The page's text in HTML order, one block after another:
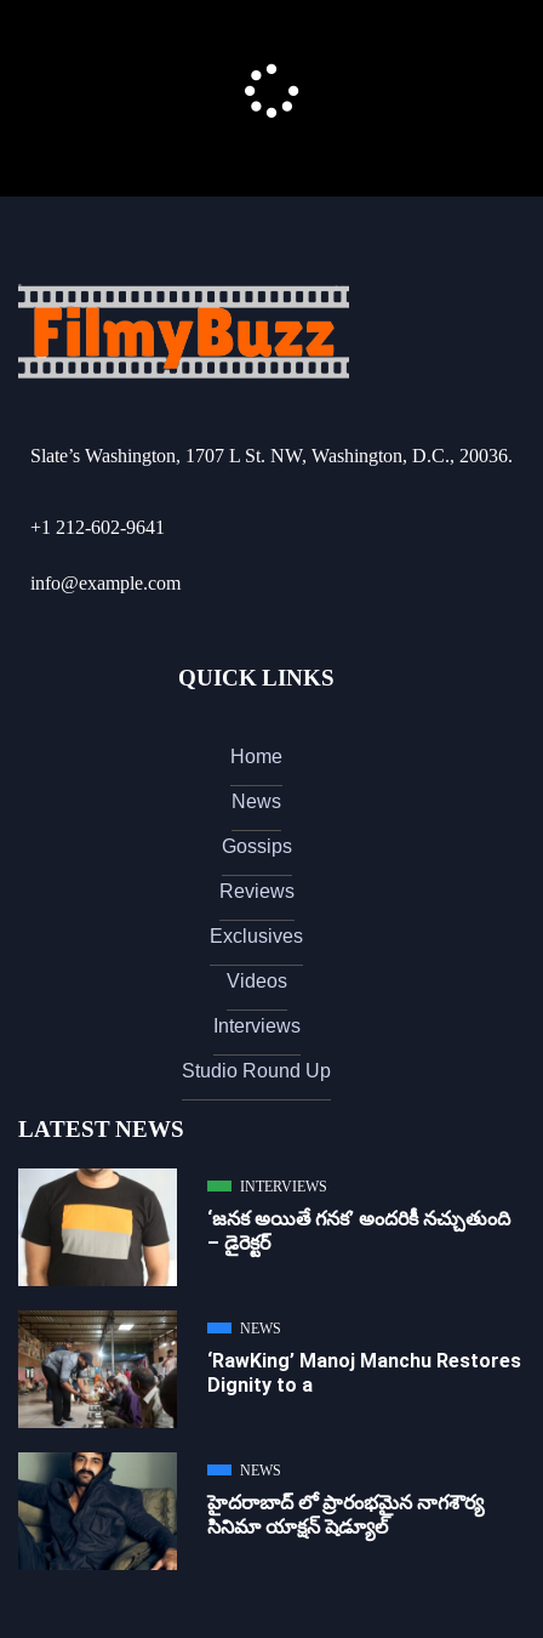
Slate’s Washington, 1707 L St. NW, Washington, D.C., 20036.
+1 212-602-9641
info@example.com
QUICK LINKS
Home
News
Gossips
Reviews
Exclusives
Videos
Interviews
Studio Round Up
LATEST NEWS
INTERVIEWS
‘జ‌న‌క అయితే గ‌న‌క‌’ అందరికీ నచ్చుతుంది
– డైరెక్ట‌ర్
NEWS
‘RawKing’ Manoj Manchu Restores
Dignity to a
NEWS
హైదరాబాద్ లో ప్రారంభమైన నాగశౌర్య
సినిమా యాక్షన్ షెడ్యూల్